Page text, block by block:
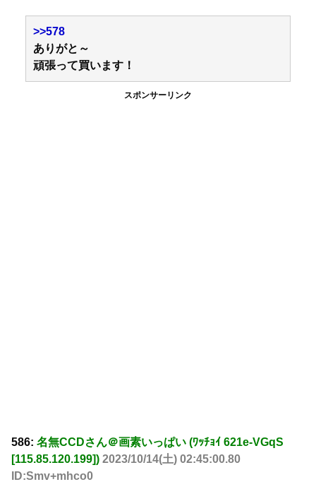
>>578
ありがと～
頑張って買います！
スポンサーリンク
586: 名無CCDさん＠画素いっぱい (ﾜｯﾁｮｲ 621e-VGqS
[115.85.120.199]) 2023/10/14(土) 02:45:00.80
ID:Smv+mhco0